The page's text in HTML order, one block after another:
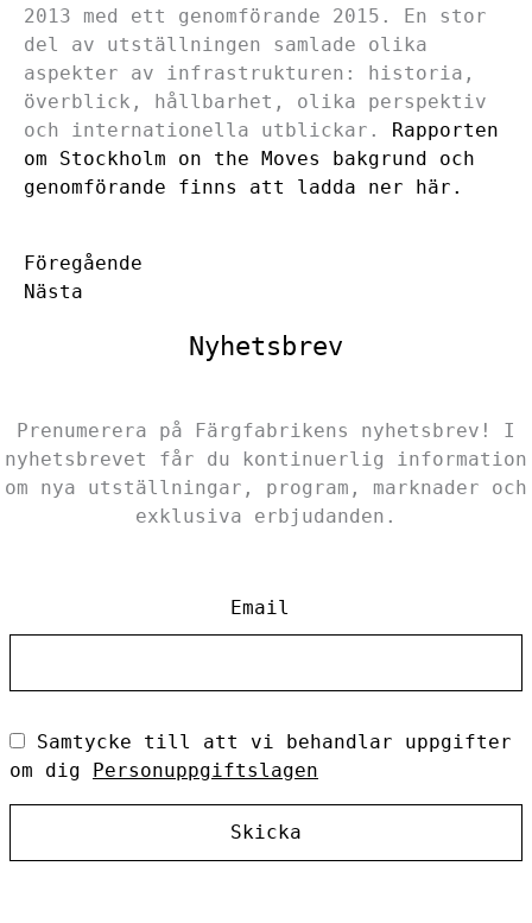
2013 med ett genomförande 2015. En stor
del av utställningen samlade olika
aspekter av infrastrukturen: historia,
överblick, hållbarhet, olika perspektiv
och internationella utblickar. Rapporten
om Stockholm on the Moves bakgrund och
genomförande finns att ladda ner här.
Föregående
Nästa
Nyhetsbrev
Prenumerera på Färgfabrikens nyhetsbrev! I
nyhetsbrevet får du kontinuerlig information
om nya utställningar, program, marknader och
exklusiva erbjudanden.
Email
Samtycke till att vi behandlar uppgifter
om dig Personuppgiftslagen
Skicka